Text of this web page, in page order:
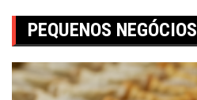
PEQUENOS NEGÓCIOS